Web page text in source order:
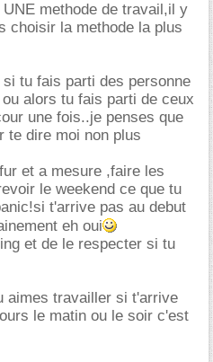
methode de travail,il y
choisir la methode la plus
tu fais parti des personne
alors tu fais parti de ceux
une fois..je penses que
te dire moi non plus
et a mesure ,faire les
le weekend ce que tu
t'arrive pas au debut
eh oui
et de le respecter si tu
aimes travailler si t'arrive
le matin ou le soir c'est